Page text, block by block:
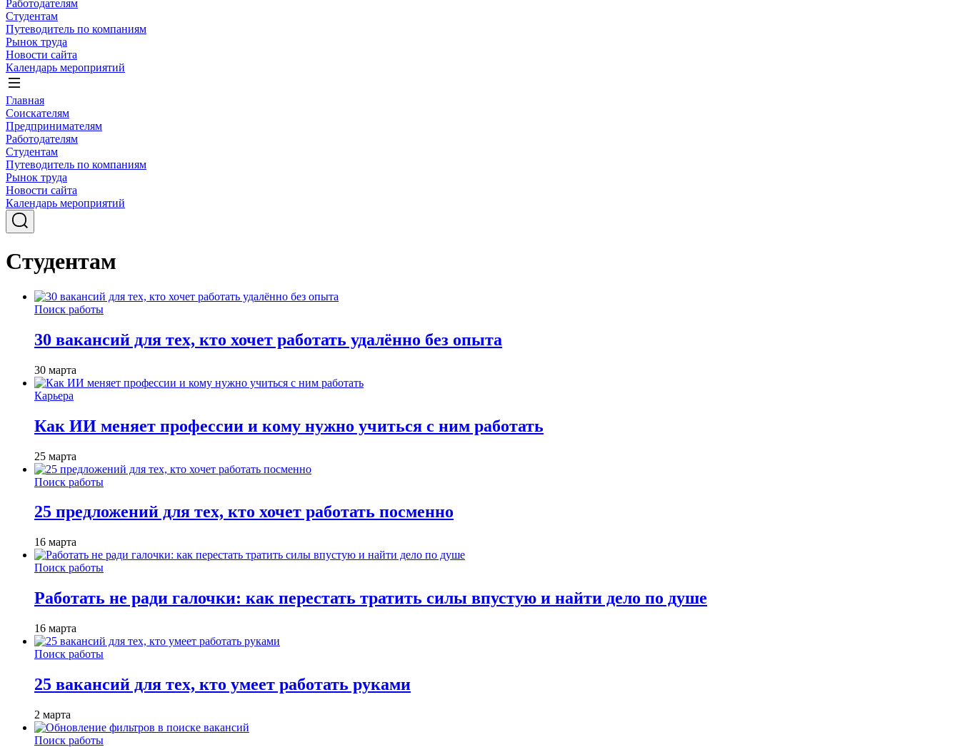
Работодателям
Студентам
Путеводитель по компаниям
Рынок труда
Новости сайта
Календарь мероприятий
Главная
Соискателям
Предпринимателям
Работодателям
Студентам
Путеводитель по компаниям
Рынок труда
Новости сайта
Календарь мероприятий
Студентам
Поиск работы
30 вакансий для тех, кто хочет работать удалённо без опыта
30 марта
Карьера
Как ИИ меняет профессии и кому нужно учиться с ним работать
25 марта
Поиск работы
25 предложений для тех, кто хочет работать посменно
16 марта
Поиск работы
Работать не ради галочки: как перестать тратить силы впустую и найти дело по душе
16 марта
Поиск работы
25 вакансий для тех, кто умеет работать руками
2 марта
Поиск работы